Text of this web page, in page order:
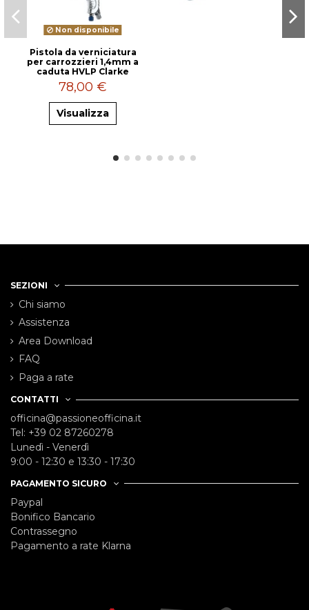
Non disponibile
Pistola da verniciatura
per carrozzieri 1,4mm a
caduta HVLP Clarke
78,00 €
Visualizza
SEZIONI
Chi siamo
Assistenza
Area Download
FAQ
Paga a rate
CONTATTI
officina@passioneofficina.it
Tel: +39 02 87260278
Lunedì - Venerdì
9:00 - 12:30 e 13:30 - 17:30
PAGAMENTO SICURO
Paypal
Bonifico Bancario
Contrassegno
Pagamento a rate Klarna